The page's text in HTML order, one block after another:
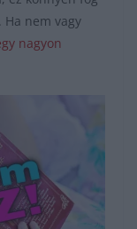
. Ha nem vagy
nagyon